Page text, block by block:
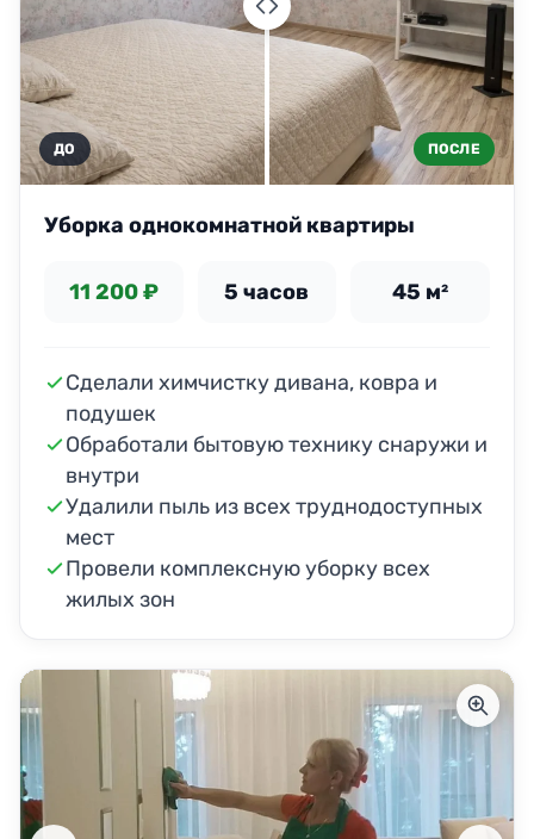
ДО ПОСЛЕ
Уборка однокомнатной квартиры
11 200 ₽ 5 часов 45 м²
Сделали химчистку дивана, ковра и
подушек
Обработали бытовую технику снаружи и
внутри
Удалили пыль из всех труднодоступных
мест
Провели комплексную уборку всех
жилых зон